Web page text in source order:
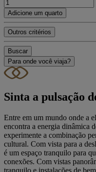
Adicione um quarto
Outros critérios
Buscar
Para onde você viaja?
Sinta a pulsação
Entre em um mundo onde a
encontra a energia dinâmica
experimente a combinação
cultural. Com vista para a
é um espaço tranquilo para
conexões. Com vistas